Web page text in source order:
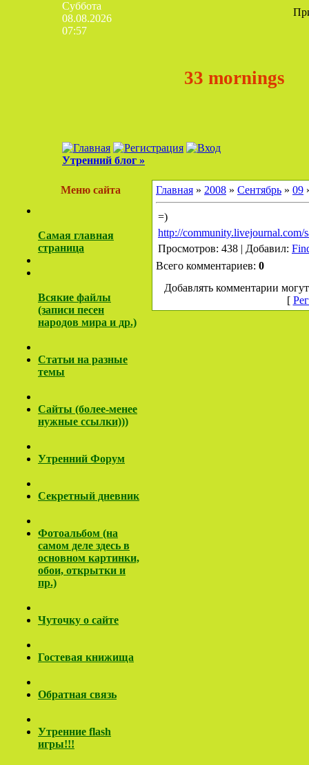
Суббота
08.08.2026
07:57
33 mornings
Утренний блог »
Меню сайта
Самая главная
страница
Всякие файлы
(записи песен
народов мира и др.)
Cтатьи на разные
темы
Сайты (более-менее
нужные ссылки)))
Утренний Форум
Секретный дневник
Фотоальбом (на
самом деле здесь в
основном картинки,
обои, открытки и
пр.)
Чуточку о сайте
Гостевая книжища
Обратная связь
Утренние flash
игры!!!
Главная » 2008 » Сентябрь » 09
=)
http://community.livejournal.com/
Просмотров: 438 | Добавил:
Всего комментариев: 0
Добавлять комментарии
[